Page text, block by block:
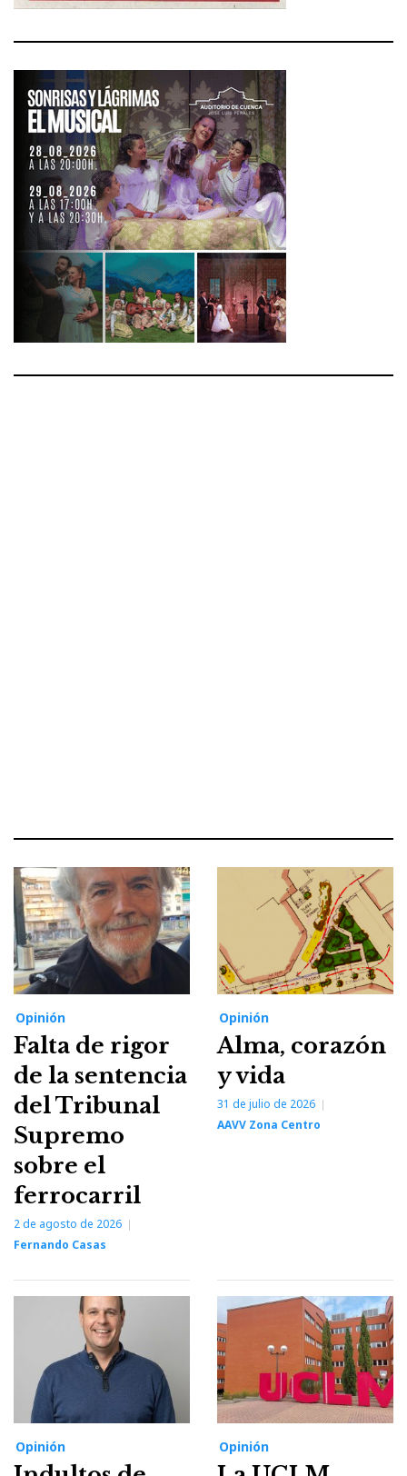
Opinión
Falta de rigor
de la sentencia
del Tribunal
Supremo
sobre el
ferrocarril
2 de agosto de 2026
Fernando Casas
Opinión
Alma, corazón
y vida
31 de julio de 2026
AAVV Zona Centro
Opinión Opinión